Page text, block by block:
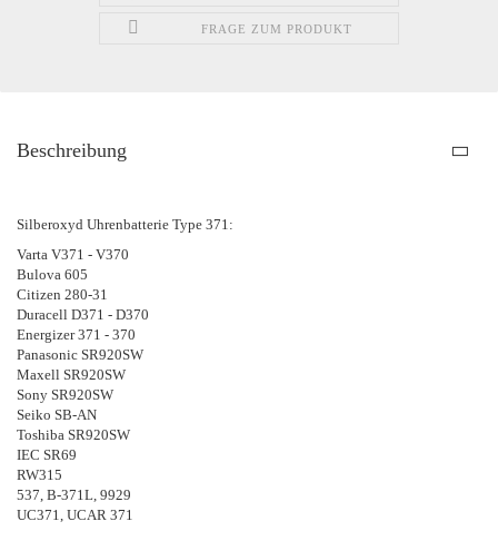
FRAGE ZUM PRODUKT
Beschreibung
Silberoxyd Uhrenbatterie Type 371:
Varta V371 - V370
Bulova 605
Citizen 280-31
Duracell D371 - D370
Energizer 371 - 370
Panasonic SR920SW
Maxell SR920SW
Sony SR920SW
Seiko SB-AN
Toshiba SR920SW
IEC SR69
RW315
537, B-371L, 9929
UC371, UCAR 371